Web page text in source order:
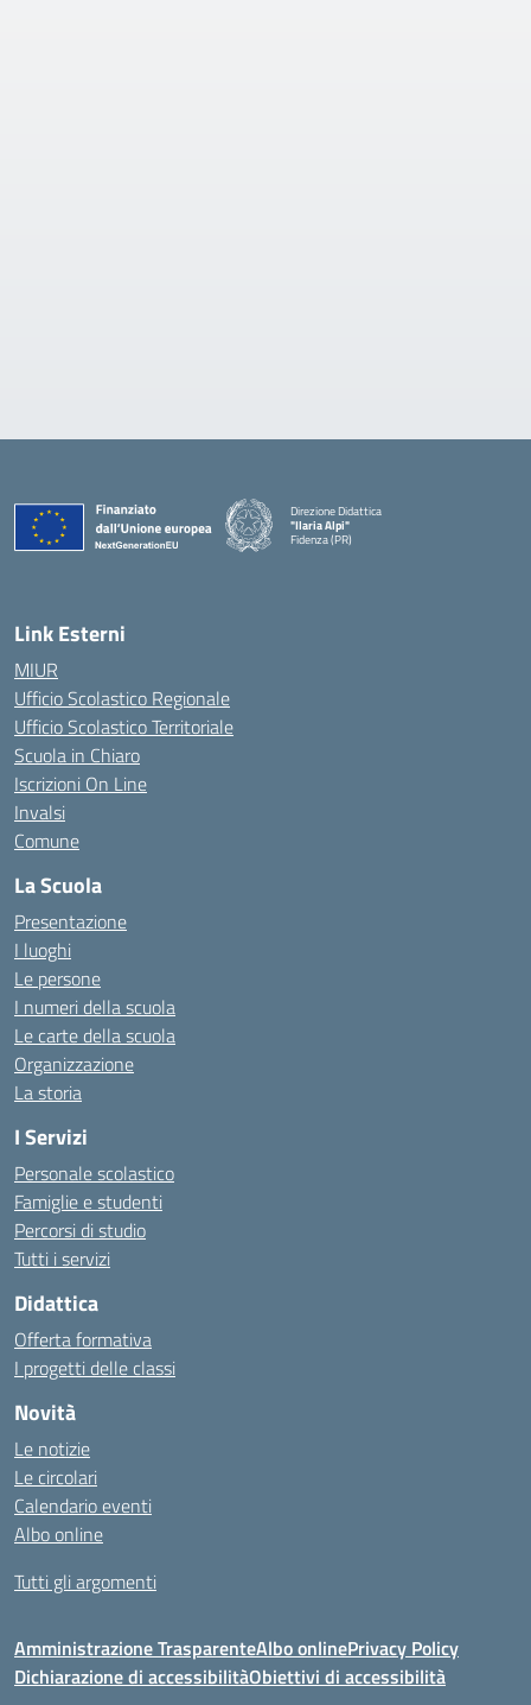
Direzione Didattica
"Ilaria Alpi"
Fidenza (PR)
Link Esterni
MIUR
Ufficio Scolastico Regionale
Ufficio Scolastico Territoriale
Scuola in Chiaro
Iscrizioni On Line
Invalsi
Comune
La Scuola
Presentazione
I luoghi
Le persone
I numeri della scuola
Le carte della scuola
Organizzazione
La storia
I Servizi
Personale scolastico
Famiglie e studenti
Percorsi di studio
Tutti i servizi
Didattica
Offerta formativa
I progetti delle classi
Novità
Le notizie
Le circolari
Calendario eventi
Albo online
Tutti gli argomenti
Amministrazione TrasparenteAlbo onlinePrivacy Policy
Dichiarazione di accessibilitàObiettivi di accessibilità